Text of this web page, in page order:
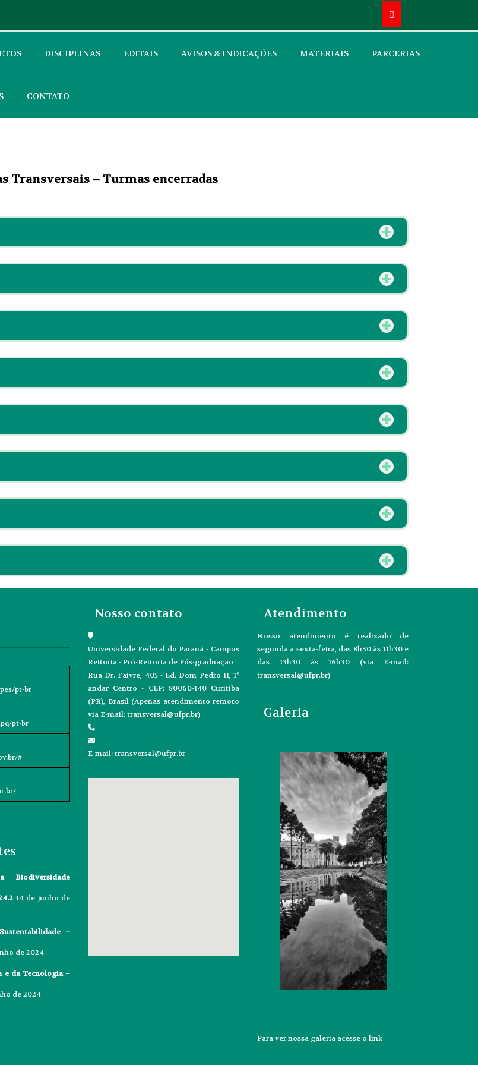
DISCIPLINAS EDITAIS AVISOS & INDICAÇÕES MATERIAIS PARCERIAS
CONTATO
Transversais – Turmas encerradas
pt-br
pt-br
#
Biodiversidade
14 de junho de
–
de 2024
e da Tecnologia –
de 2024
Nosso contato
Universidade Federal do Paraná - Campus
Reitoria - Pró-Reitoria de Pós-graduação
Rua Dr. Faivre, 405 - Ed. Dom Pedro II, 1º
andar Centro - CEP: 80060-140 Curitiba
(PR), Brasil (Apenas atendimento remoto
via E-mail: transversal@ufpr.br)
E-mail: transversal@ufpr.br
Atendimento
Nosso atendimento é realizado de
segunda a sexta-feira, das 8h30 às 11h30 e
das 13h30 às 16h30 (via E-mail:
transversal@ufpr.br)
Galeria
Para ver nossa galeria acesse o link